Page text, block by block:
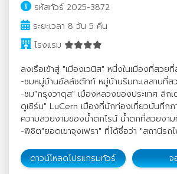
รหัสทัวร์ 2025-3872
ระยะเวลา 8 วัน 5 คืน
โรงแรม
ลงเรือเข้าสู่ "เมืองเวนิส" หนึ่งในเมืองที่สวย
-ชมหมู่บ้านอัลล์ชตัทท์ หมู่บ้านริมทะเลสาบที่ส
-ชม"กรุงวาดุส" เมืองหลวงของประเทศ ลิก
ดูเซิร์น" LuCern เมืองที่นักท่องเที่ยวบันทึก
ความสวยงามของน้ำตกไรน์ น้ำตกที่สวยงาม
-พิชิต"ยอดเขาจุงเฟรา" ที่ได้ชื่อว่า "สถานีรถ
ดาวน์โหลดโปรแกรมทัวร์ จ